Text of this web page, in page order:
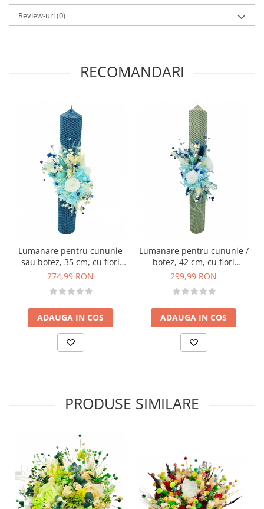
Review-uri(0)
RECOMANDARI
Lumanare pentru cununie
sau botez, 35 cm, cu flori
criogenate si plante
(personalizabila cromatic si
cu text)
274,99 RON
ADAUGA IN COS
Lumanare pentru cununie /
botez, 42 cm, cu flori
criogenate si plante uscate
cu text)
299,99 RON
ADAUGA IN COS
PRODUSE SIMILARE